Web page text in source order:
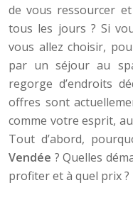
de vous ressourcer
tous les jours ? Si
vous allez choisir,
par un séjour au
regorge d’endroits
offres sont
comme votre esprit,
Tout d’abord,
Vendée ? Quelles
profiter et à quel prix ?